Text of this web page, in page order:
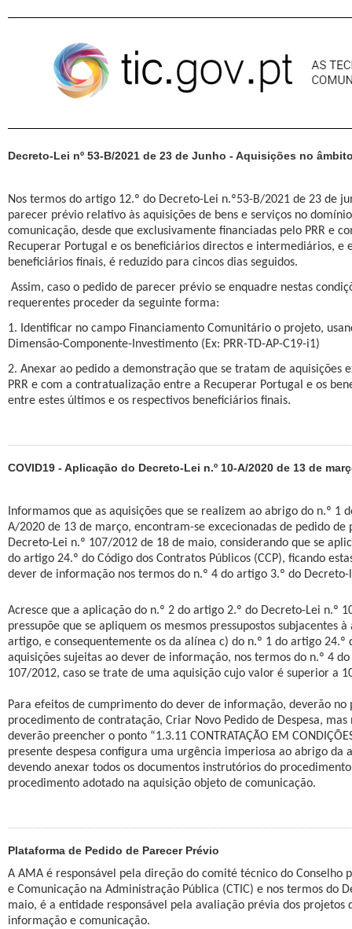
Decreto-Lei nº 53-B/2021 de 23 de Junho - Aquisições no
Nos termos do artigo 12.º do Decreto-Lei n.º53-B/2021 de 23 de
parecer prévio relativo às aquisições de bens e serviços no
comunicação, desde que exclusivamente financiadas pelo PRR e
Recuperar Portugal e os beneficiários directos e intermediários, e
beneficiários finais, é reduzido para cincos dias seguidos.
Assim, caso o pedido de parecer prévio se enquadre nestas
requerentes proceder da seguinte forma:
1. Identificar no campo Financiamento Comunitário o projeto,
Dimensão-Componente-Investimento (Ex: PRR-TD-AP-C19-i1)
2. Anexar ao pedido a demonstração que se tratam de aquisições
PRR e com a contratualização entre a Recuperar Portugal e os
entre estes últimos e os respectivos beneficiários finais.
COVID19 - Aplicação do Decreto-Lei n.º 10-A/2020 de 13 de
Informamos que as aquisições que se realizem ao abrigo do n.º 1
A/2020 de 13 de março, encontram-se excecionadas de pedido
Decreto-Lei n.º 107/2012 de 18 de maio, considerando que se
do artigo 24.º do Código dos Contratos Públicos (CCP), ficando
dever de informação nos termos do n.º 4 do artigo 3.º do
Acresce que a aplicação do n.º 2 do artigo 2.º do Decreto-Lei n.º
pressupõe que se apliquem os mesmos pressupostos subjacentes
artigo, e consequentemente os da alínea c) do n.º 1 do artigo 24.º
aquisições sujeitas ao dever de informação, nos termos do n.º 4
107/2012, caso se trate de uma aquisição cujo valor é superior a
Para efeitos de cumprimento do dever de informação, deverão no
procedimento de contratação, Criar Novo Pedido de Despesa,
deverão preencher o ponto “1.3.11 CONTRATAÇÃO EM
presente despesa configura uma urgência imperiosa ao abrigo da
devendo anexar todos os documentos instrutórios do
procedimento adotado na aquisição objeto de comunicação.
Plataforma de Pedido de Parecer Prévio
A AMA é responsável pela direção do comité técnico do Conselho
e Comunicação na Administração Pública (CTIC) e nos termos do
maio, é a entidade responsável pela avaliação prévia dos projetos
informação e comunicação.